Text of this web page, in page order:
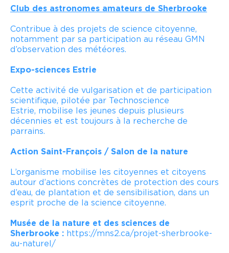
Club des astronomes amateurs de Sherbrooke
Contribue à des projets de science citoyenne,
notamment par sa participation au réseau GMN
d’observation des météores.
Expo-sciences Estrie
Cette activité de vulgarisation et de participation
scientifique, pilotée par Technoscience
Estrie, mobilise les jeunes depuis plusieurs
décennies et est toujours à la recherche de
parrains.
Action Saint-François / Salon de la nature
L’organisme mobilise les citoyennes et citoyens
autour d’actions concrètes de protection des cours
d’eau, de plantation et de sensibilisation, dans un
esprit proche de la science citoyenne.
Musée de la nature et des sciences de
Sherbrooke : https://mns2.ca/projet-sherbrooke-
au-naturel/